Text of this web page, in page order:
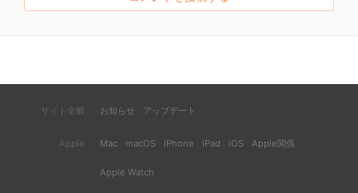
サイト全般 お知らせ アップデート
Apple Mac macOS iPhone iPad iOS Apple関係
Apple Watch